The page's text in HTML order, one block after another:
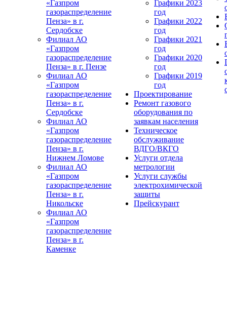
«Газпром
газораспределение
Пенза» в г.
Сердобске
Филиал АО
«Газпром
газораспределение
Пенза» в г. Пензе
Филиал АО
«Газпром
газораспределение
Пенза» в г.
Сердобске
Филиал АО
«Газпром
газораспределение
Пенза» в г.
Нижнем Ломове
Филиал АО
«Газпром
газораспределение
Пенза» в г.
Никольске
Филиал АО
«Газпром
газораспределение
Пенза» в г.
Каменке
Графики 2023
год
Графики 2022
год
Графики 2021
год
Графики 2020
год
Графики 2019
год
Проектирование
Ремонт газового
оборудования по
заявкам населения
Техническое
обслуживание
ВДГО/ВКГО
Услуги отдела
метрологии
Услуги службы
электрохимической
защиты
Прейскурант